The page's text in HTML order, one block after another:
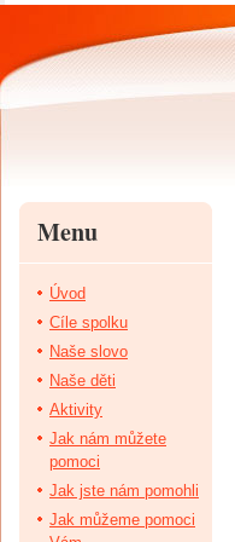
Menu
Úvod
Cíle spolku
Naše slovo
Naše děti
Aktivity
Jak nám můžete
pomoci
Jak jste nám pomohli
Jak můžeme pomoci